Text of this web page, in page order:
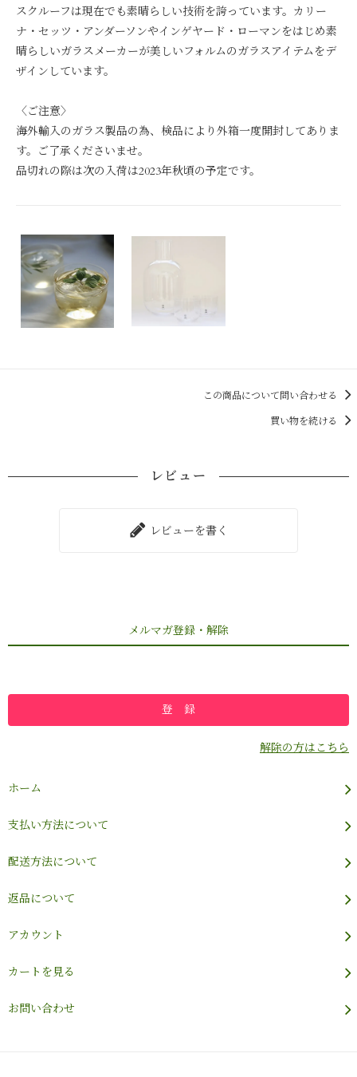
スクルーフは現在でも素晴らしい技術を誇っています。カリー
ナ・セッツ・アンダーソンやインゲヤード・ローマンをはじめ素
晴らしいガラスメーカーが美しいフォルムのガラスアイテムをデ
ザインしています。
〈ご注意〉
海外輸入のガラス製品の為、検品により外箱一度開封してありま
す。ご了承くださいませ。
品切れの際は次の入荷は2023年秋頃の予定です。
この商品について問い合わせる
買い物を続ける
レビュー
レビューを書く
メルマガ登録・解除
解除の方はこちら
ホーム
支払い方法について
配送方法について
返品について
アカウント
カートを見る
お問い合わせ